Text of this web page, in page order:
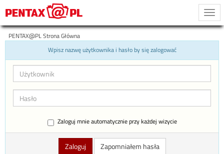
PENTAX@PL Strona Główna
Wpisz nazwę użytkownika i hasło by się zalogować
Zaloguj mnie automatycznie przy każdej wizycie
Zapomniałem hasła